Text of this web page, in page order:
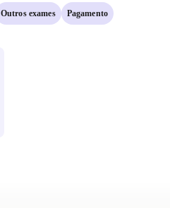
Outros exames Pagamento